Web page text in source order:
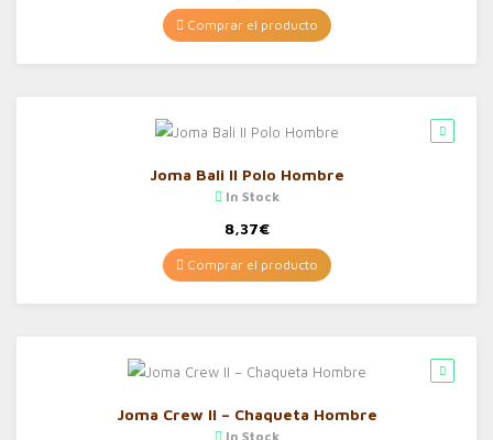
Comprar el producto
Joma Bali II Polo Hombre
In Stock
8,37€
Comprar el producto
Joma Crew II – Chaqueta Hombre
In Stock